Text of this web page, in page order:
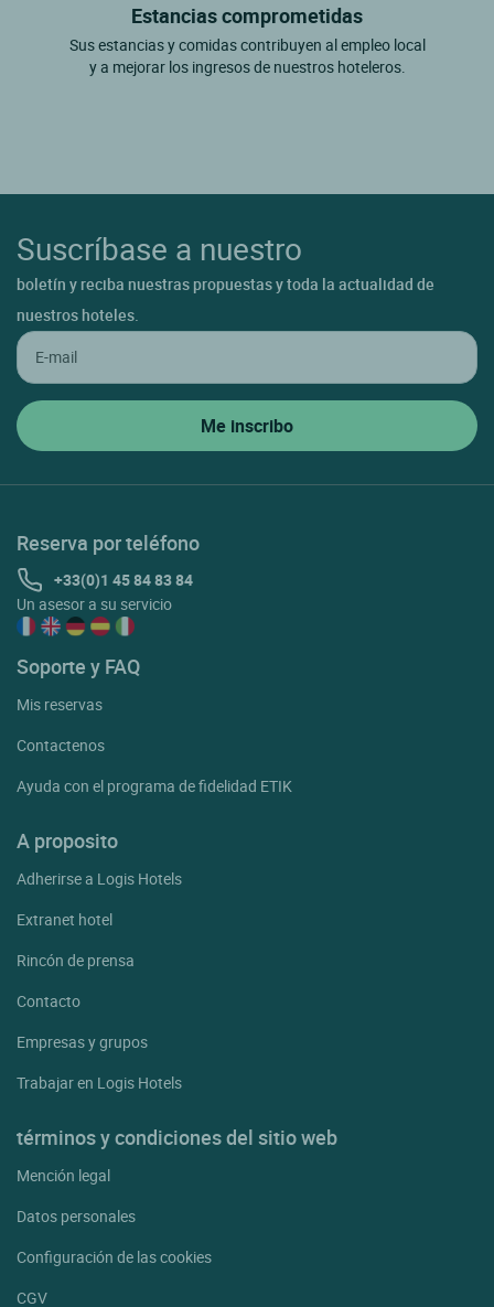
Estancias comprometidas
Sus estancias y comidas contribuyen al empleo local
y a mejorar los ingresos de nuestros hoteleros.
Suscríbase a nuestro
boletín y reciba nuestras propuestas y toda la actualidad de
nuestros hoteles.
Reserva por teléfono
+33(0)1 45 84 83 84
Un asesor a su servicio
Soporte y FAQ
Mis reservas
Contactenos
Ayuda con el programa de fidelidad ETIK
A proposito
Adherirse a Logis Hotels
Extranet hotel
Rincón de prensa
Contacto
Empresas y grupos
Trabajar en Logis Hotels
términos y condiciones del sitio web
Mención legal
Datos personales
Configuración de las cookies
CGV